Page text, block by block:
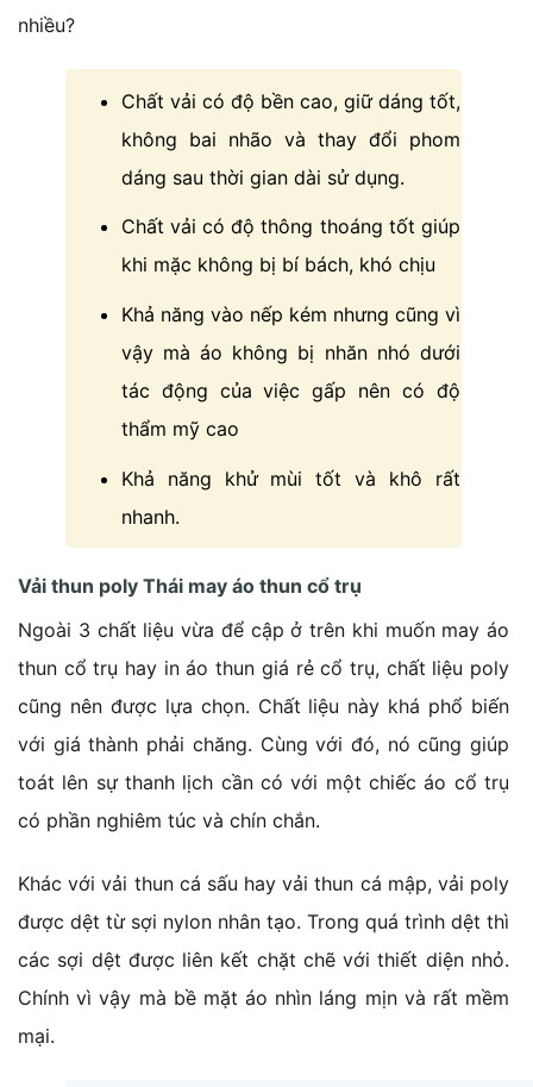
nhiều?
Chất vải có độ bền cao, giữ dáng tốt,
không bai nhão và thay đổi phom
dáng sau thời gian dài sử dụng.
Chất vải có độ thông thoáng tốt giúp
khi mặc không bị bí bách, khó chịu
Khả năng vào nếp kém nhưng cũng vì
vậy mà áo không bị nhăn nhó dưới
tác động của việc gấp nên có độ
thẩm mỹ cao
Khả năng khử mùi tốt và khô rất
nhanh.
Vải thun poly Thái may áo thun cổ trụ
Ngoài 3 chất liệu vừa để cập ở trên khi muốn may áo
thun cổ trụ hay in áo thun giá rẻ cổ trụ, chất liệu poly
cũng nên được lựa chọn. Chất liệu này khá phổ biến
với giá thành phải chăng. Cùng với đó, nó cũng giúp
toát lên sự thanh lịch cần có với một chiếc áo cổ trụ
có phần nghiêm túc và chín chắn.
Khác với vải thun cá sấu hay vải thun cá mập, vải poly
được dệt từ sợi nylon nhân tạo. Trong quá trình dệt thì
các sợi dệt được liên kết chặt chẽ với thiết diện nhỏ.
Chính vì vậy mà bề mặt áo nhìn láng mịn và rất mềm
mại.